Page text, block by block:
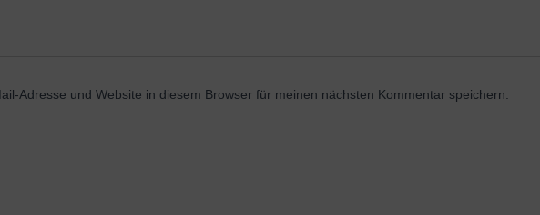
Adresse und Website in diesem Browser für meinen nächsten Kommentar speichern.